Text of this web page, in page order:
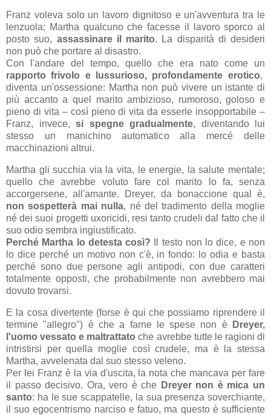
Franz voleva solo un lavoro dignitoso e un'avventura tra le
lenzuola; Martha qualcuno che facesse il lavoro sporco al
posto suo, assassinare il marito. La disparità di desideri
non può che portare al disastro.
Con l'andare del tempo, quello che era nato come un
rapporto frivolo e lussurioso, profondamente erotico,
diventa un'ossessione: Martha non può vivere un istante di
più accanto a quel marito ambizioso, rumoroso, goloso e
pieno di vita – così pieno di vita da esserle insopportabile –
Franz, invece, si spegne gradualmente, diventando lui
stesso un manichino automatico alla mercé delle
macchinazioni altrui.
Martha gli succhia via la vita, le energie, la salute mentale;
quello che avrebbe voluto fare col marito lo fa, senza
accorgersene, all'amante. Dreyer, da bonaccione qual è,
non sospetterà mai nulla, né del tradimento della moglie
né dei suoi progetti uxoricidi, resi tanto crudeli dal fatto che il
suo odio sembra ingiustificato.
Perché Martha lo detesta così? Il testo non lo dice, e non
lo dice perché un motivo non c'è, in fondo: lo odia e basta
perché sono due persone agli antipodi, con due caratteri
totalmente opposti, che probabilmente non avrebbero mai
dovuto trovarsi.
E la cosa divertente (forse è qui che possiamo riprendere il
termine "allegro") è che a farne le spese non è
Dreyer,
l'uomo vessato e maltrattato che avrebbe tutte le ragioni di
intristirsi per quella moglie così crudele, ma è la stessa
Martha, avvelenata dal suo stesso veleno.
Per lei Franz è la via d'uscita, la nota che mancava per fare
il passo decisivo. Ora, vero è che Dreyer non è mica un
santo: ha le sue scappatelle, la sua presenza soverchiante,
il suo egocentrismo narciso e fatuo, ma questo è sufficiente